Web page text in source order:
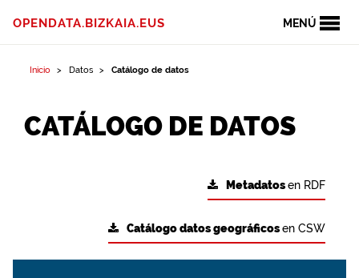
MENÚ
OPENDATA.BIZKAIA.EUS
Inicio Datos Catálogo de datos
CATÁLOGO DE DATOS
Metadatosen RDF
Catálogo datos geográficosen CSW